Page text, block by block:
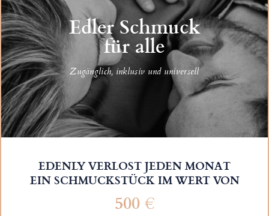
Edler Schmuck
für alle
Zugänglich, inklusiv und universell
EDENLY VERLOST JEDEN MONAT
EIN SCHMUCKSTÜCK IM WERT VON
500 €